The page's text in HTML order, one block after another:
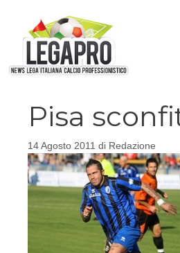
contenuto
Pisa
14 Agosto 2011 di Redazione